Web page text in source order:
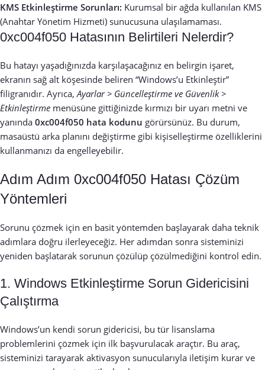
KMS Etkinleştirme Sorunları: Kurumsal bir ağda kullanılan KMS
(Anahtar Yönetim Hizmeti) sunucusuna ulaşılamaması.
0xc004f050 Hatasının Belirtileri Nelerdir?
Bu hatayı yaşadığınızda karşılaşacağınız en belirgin işaret,
ekranın sağ alt köşesinde beliren “Windows’u Etkinleştir”
filigranıdır. Ayrıca, Ayarlar > Güncelleştirme ve Güvenlik >
Etkinleştirme menüsüne gittiğinizde kırmızı bir uyarı metni ve
yanında 0xc004f050 hata kodunu görürsünüz. Bu durum,
masaüstü arka planını değiştirme gibi kişiselleştirme özelliklerini
kullanmanızı da engelleyebilir.
Adım Adım 0xc004f050 Hatası Çözüm
Yöntemleri
Sorunu çözmek için en basit yöntemden başlayarak daha teknik
adımlara doğru ilerleyeceğiz. Her adımdan sonra sisteminizi
yeniden başlatarak sorunun çözülüp çözülmediğini kontrol edin.
1. Windows Etkinleştirme Sorun Gidericisini
Çalıştırma
Windows’un kendi sorun gidericisi, bu tür lisanslama
problemlerini çözmek için ilk başvurulacak araçtır. Bu araç,
sisteminizi tarayarak aktivasyon sunucularıyla iletişim kurar ve